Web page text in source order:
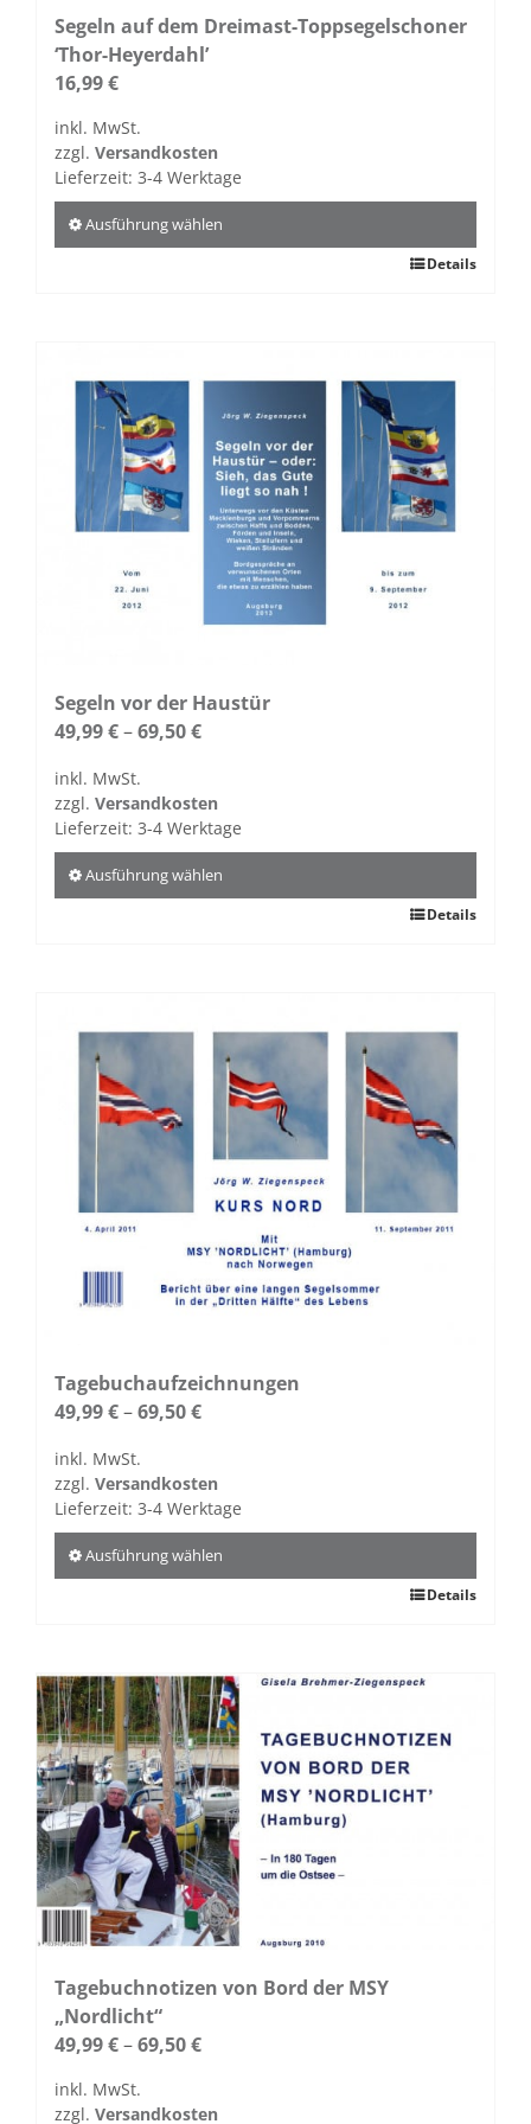
Segeln auf dem Dreimast-Toppsegelschoner
‘Thor-Heyerdahl’
16,99€
inkl. MwSt.
zzgl. Versandkosten
Lieferzeit: 3-4 Werktage
Ausführung wählen
Varianten
Optionen
können
auf
Produktseite
gewählt
Details
Segeln vor der Haustür
49,99€–69,50€
inkl. MwSt.
zzgl. Versandkosten
Lieferzeit: 3-4 Werktage
Ausführung wählen
Varianten
Optionen
der
Produktseite
Details
Tagebuchaufzeichnungen
49,99€–69,50€
inkl. MwSt.
zzgl. Versandkosten
Lieferzeit: 3-4 Werktage
Ausführung wählen
mehrere
Varianten
auf.
Die
Optionen
können
auf
der
Produktseite
gewählt
Details
Tagebuchnotizen von Bord der MSY
„Nordlicht“
49,99€–69,50€
inkl. MwSt.
zzgl. Versandkosten